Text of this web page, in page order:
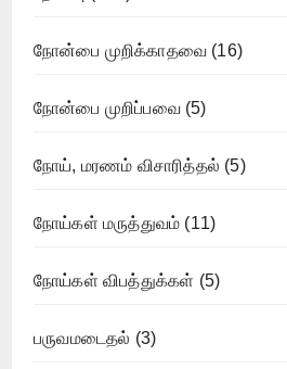
நோன்பை முறிக்காதவை (16)
நோன்பை முறிப்பவை(5)
நோய், மரணம் விசாரித்தல் (5)
நோய்கள் மருத்துவம் (11)
நோய்கள் விபத்துக்கள் (5)
பருவமடைதல் (3)